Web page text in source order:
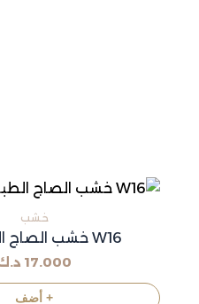
خشب
W16 خشب الصاج الطبيعي
17.000
+ أضف